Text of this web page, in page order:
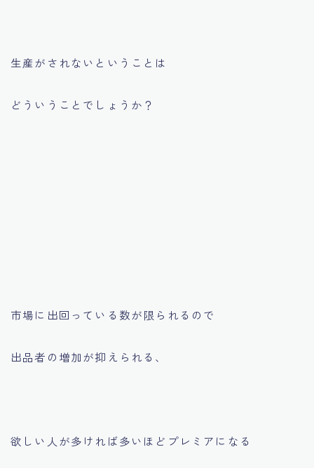
生産がされないということは
どういうことでしょうか？
市場に出回っている数が限られるので
出品者の増加が抑えられる、
欲しい人が多ければ多いほどプレミアになる